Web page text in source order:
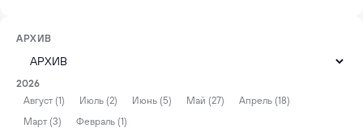
АРХИВ
2026
Август (1)
Июль (2) Июнь (5) Май (27)
Апрель (18)
Март (3)
Февраль (1)